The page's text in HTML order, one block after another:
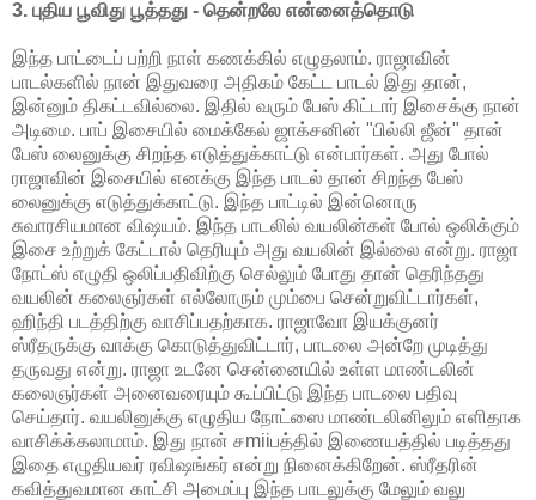
3. புதிய பூவிது பூத்தது - தென்றலே என்னைத்தொடு
இந்த பாட்டைப் பற்றி நாள் கணக்கில் எழுதலாம். ராஜாவின்
பாடல்களில் நான் இதுவரை அதிகம் கேட்ட பாடல் இது தான்,
இன்னும் திகட்டவில்லை. இதில் வரும் பேஸ் கிட்டார் இசைக்கு நான்
அடிமை. பாப் இசையில் மைக்கேல் ஜாக்சனின் "பில்லி ஜீன்" தான்
பேஸ் லைனுக்கு சிறந்த எடுத்துக்காட்டு என்பார்கள். அது போல்
ராஜாவின் இசையில் எனக்கு இந்த பாடல் தான் சிறந்த பேஸ்
லைனுக்கு எடுத்துக்காட்டு. இந்த பாட்டில் இன்னொரு
சுவாரசியமான விஷயம். இந்த பாடலில் வயலின்கள் போல் ஒலிக்கும்
இசை உற்றுக் கேட்டால் தெரியும் அது வயலின் இல்லை என்று. ராஜா
நோட்ஸ் எழுதி ஒலிப்பதிவிற்கு செல்லும் போது தான் தெரிந்தது
வயலின் கலைஞர்கள் எல்லோரும் மும்பை சென்றுவிட்டார்கள்,
ஹிந்தி படத்திற்கு வாசிப்பதற்காக. ராஜாவோ இயக்குனர்
ஸ்ரீதருக்கு வாக்கு கொடுத்துவிட்டார், பாடலை அன்றே முடித்து
தருவது என்று. ராஜா உடனே சென்னையில் உள்ள மாண்டலின்
கலைஞர்கள் அனைவரையும் கூப்பிட்டு இந்த பாடலை பதிவு
செய்தார். வயலினுக்கு எழுதிய நோட்ஸை மாண்டலினிலும் எளிதாக
வாசிக்க்கலாமாம். இது நான் சmiiபத்தில் இணையத்தில் படித்தது
இதை எழுதியவர் ரவிஷங்கர் என்று நினைக்கிறேன். ஸ்ரீதரின்
கவித்துவமான காட்சி அமைப்பு இந்த பாடலுக்கு மேலும் வலு